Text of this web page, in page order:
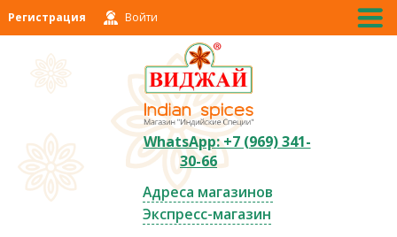
Регистрация Войти
WhatsApp: +7 (969) 341-
30-66
Адреса магазинов
Экспресс-магазин